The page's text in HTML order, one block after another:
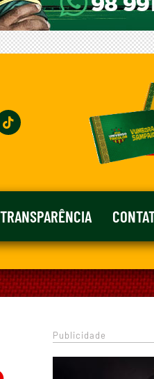
TRANSPARÊNCIA
Publicidade